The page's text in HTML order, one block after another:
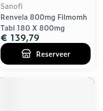
Sanofi
Renvela 800mg Filmomh
Tabl 180 X 800mg
€ 139,79
Reserveer